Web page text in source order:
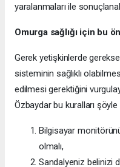
yaralanmaları ile
Omurga sağlığı için bu
Gerek yetişkinlerde
sisteminin sağlıklı
edilmesi gerektiğini
Özbaydar bu kuralları şöyle
Bilgisayar
olmalı,
Sandalyeniz belinizi